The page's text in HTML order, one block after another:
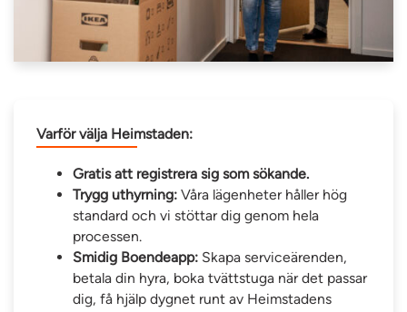
Varför välja Heimstaden:
Gratis att registrera sig som sökande.
Trygg uthyrning: Våra lägenheter håller hög
standard och vi stöttar dig genom hela
processen.
Smidig Boendeapp: Skapa serviceärenden,
betala din hyra, boka tvättstuga när det passar
dig, få hjälp dygnet runt av Heimstadens